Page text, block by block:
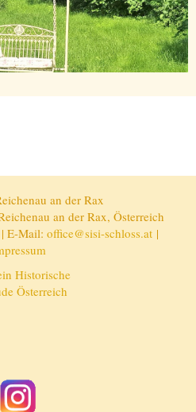
an der Rax
an der Rax, Österreich
E-Mail: office@sisi-schloss.at|